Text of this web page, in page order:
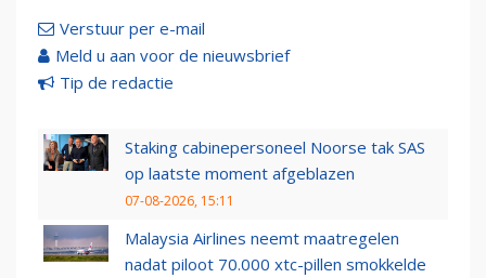
Verstuur per e-mail
Meld u aan voor de nieuwsbrief
Tip de redactie
Staking cabinepersoneel Noorse tak SAS
op laatste moment afgeblazen
07-08-2026, 15:11
Malaysia Airlines neemt maatregelen
nadat piloot 70.000 xtc-pillen smokkelde